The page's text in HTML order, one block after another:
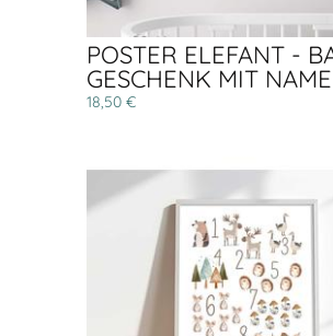
POSTER ELEFANT -
GESCHENK MIT NAME
18,50 €